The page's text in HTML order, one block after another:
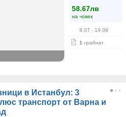
58.67лв
на човек
8.07 - 19.08
1 грабнат
в Истанбул: 3
транспорт от Варна и